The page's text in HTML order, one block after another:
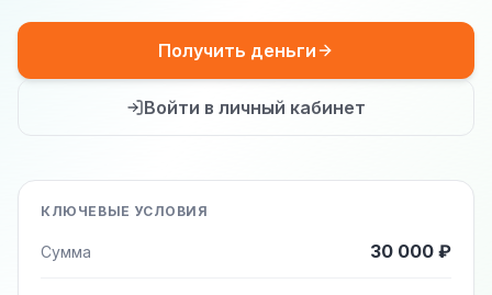
Получить деньги
Войти в личный кабинет
КЛЮЧЕВЫЕ УСЛОВИЯ
Сумма 30 000 ₽